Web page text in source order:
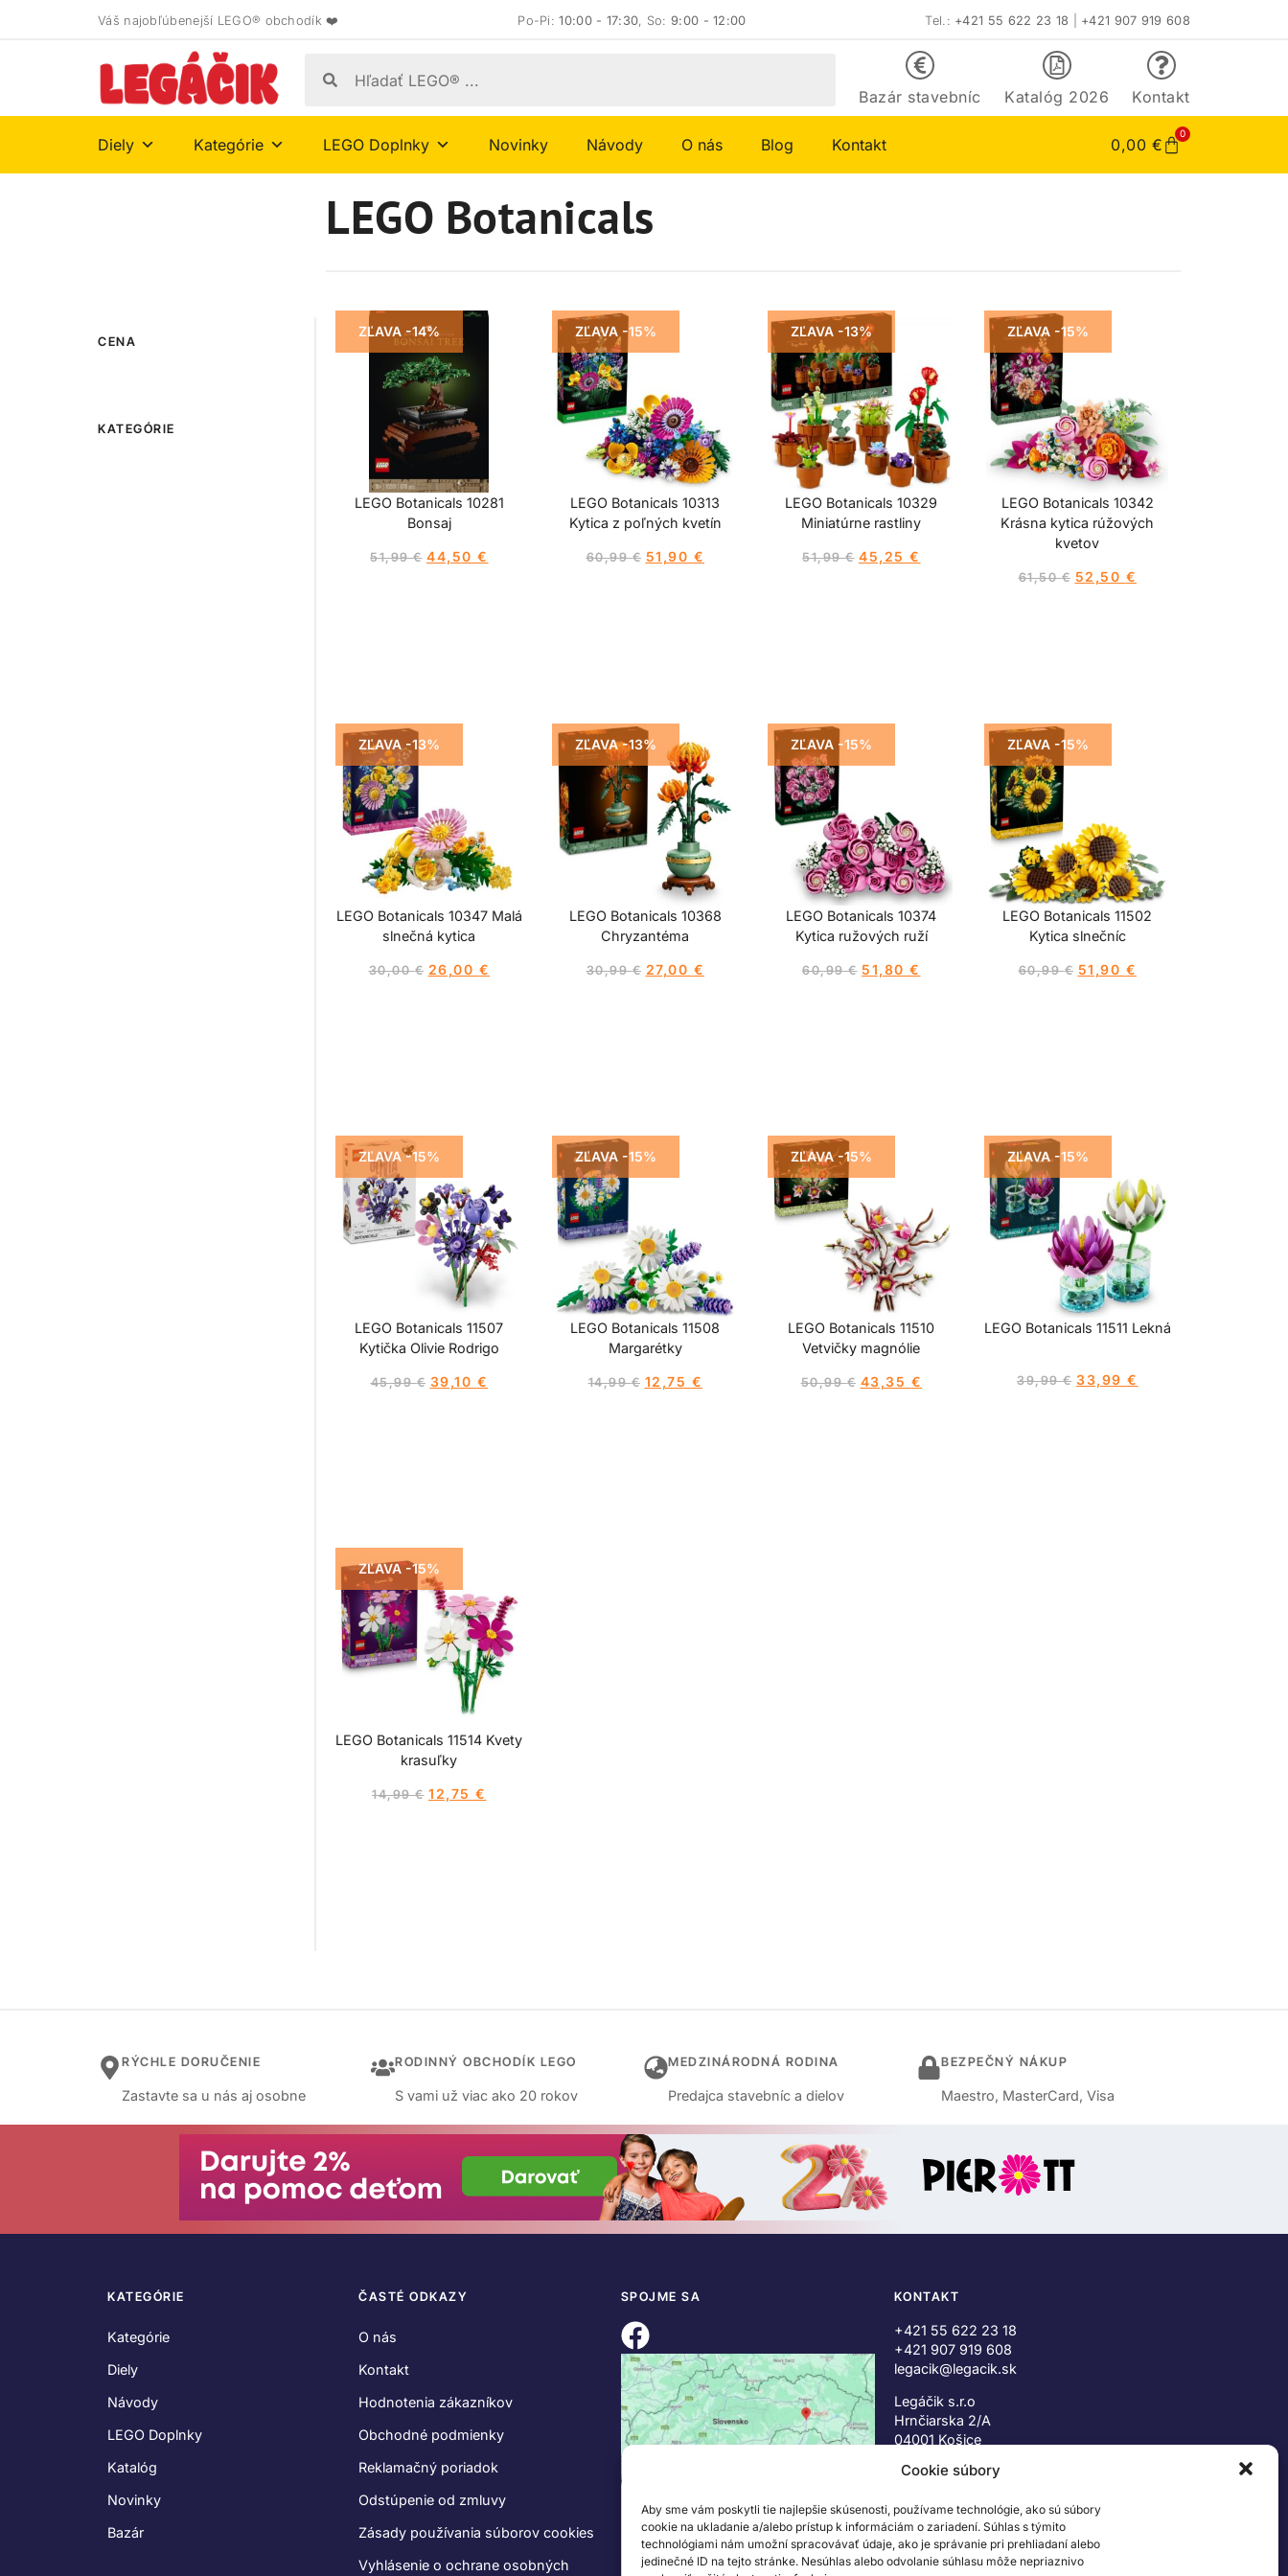
Cookie súbory
Aby sme vám poskytli tie najlepšie skúsenosti, používame technológie, ako sú súbory
cookie na ukladanie a/alebo prístup k informáciám o zariadení. Súhlas s týmito
technológiami nám umožní spracovávať údaje, ako je správanie pri prehliadaní alebo
jedinečné ID na tejto stránke. Nesúhlas alebo odvolanie súhlasu môže nepriaznivo
Váš najobľúbenejší LEGO® obchodík ❤️ Po-Pi:10:00 - 17:30, So:9:00 - 12:00 Tel.: +421 55 622 23 18 +421 907 919 608
Bazár stavebníc Katalóg 2026 Kontakt
Diely Kategórie LEGO Doplnky Novinky Návody O nás Blog Kontakt 0,00 €
0
CENA
KATEGÓRIE
LEGO Botanicals
ZĽAVA -14%
LEGO Botanicals 10281
Bonsaj
51,99€ 44,50 €
ZĽAVA -15%
LEGO Botanicals 10313
Kytica z poľných kvetín
60,99€ 51,90 €
ZĽAVA -13%
LEGO Botanicals 10329
Miniatúrne rastliny
51,99€ 45,25 €
ZĽAVA -15%
LEGO Botanicals 10342
Krásna kytica rúžových
kvetov
61,50€ 52,50 €
ZĽAVA -13%
LEGO Botanicals 10347 Malá
slnečná kytica
30,00€ 26,00 €
ZĽAVA -13%
LEGO Botanicals 10368
Chryzantéma
30,99€ 27,00 €
ZĽAVA -15%
LEGO Botanicals 10374
Kytica ružových ruží
60,99€ 51,80 €
ZĽAVA -15%
LEGO Botanicals 11502
Kytica slnečníc
60,99€ 51,90 €
ZĽAVA -15%
LEGO Botanicals 11507
Kytička Olivie Rodrigo
45,99€ 39,10 €
ZĽAVA -15%
LEGO Botanicals 11508
Margarétky
14,99€ 12,75 €
ZĽAVA -15%
LEGO Botanicals 11510
Vetvičky magnólie
50,99€ 43,35 €
ZĽAVA -15%
LEGO Botanicals 11511 Lekná
39,99€ 33,99 €
ZĽAVA -15%
LEGO Botanicals 11514 Kvety
krasuľky
14,99€ 12,75 €
RÝCHLE DORUČENIE
Zastavte sa u nás aj osobne
RODINNÝ OBCHODÍK LEGO
S vami už viac ako 20 rokov
MEDZINÁRODNÁ RODINA
Predajca stavebníc a dielov
BEZPEČNÝ NÁKUP
Maestro, MasterCard, Visa
KATEGÓRIE
Kategórie
Diely
Návody
LEGO Doplnky
Katalóg
Novinky
Bazár
ČASTÉ ODKAZY
O nás
Kontakt
Hodnotenia zákazníkov
Obchodné podmienky
Reklamačný poriadok
Odstúpenie od zmluvy
Zásady používania súborov cookies
Vyhlásenie o ochrane osobných
SPOJME SA KONTAKT
+421 55 622 23 18
+421 907 919 608
legacik@legacik.sk
Legáčik s.r.o
Hrnčiarska 2/A
04001 Košice
IČ DPH: SK2023978330